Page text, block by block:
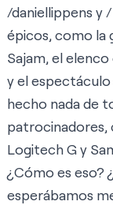
/daniellippens y
épicos, como la
Sajam, el
y el
hecho nada de
patrocinadores,
Logitech G y
¿Cómo es eso?
esperábamos